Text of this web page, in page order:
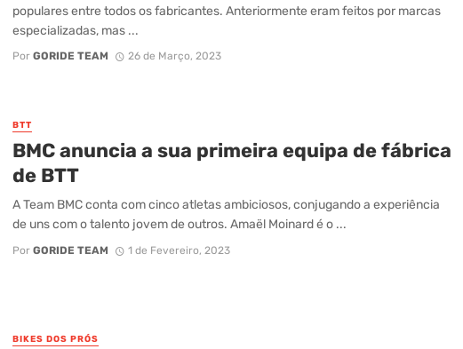
populares entre todos os fabricantes. Anteriormente eram feitos por marcas
especializadas, mas ...
Por GORIDE TEAM 26 de Março, 2023
BTT
BMC anuncia a sua primeira equipa de fábrica
de BTT
A Team BMC conta com cinco atletas ambiciosos, conjugando a experiência
de uns com o talento jovem de outros. Amaël Moinard é o ...
Por GORIDE TEAM 1 de Fevereiro, 2023
BIKES DOS PRÓS